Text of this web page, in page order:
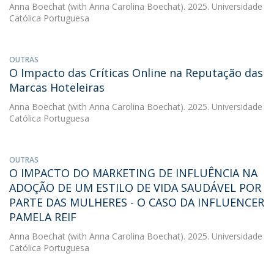
Anna Boechat (with Anna Carolina Boechat). 2025. Universidade
Católica Portuguesa
OUTRAS
O Impacto das Críticas Online na Reputação das
Marcas Hoteleiras
Anna Boechat (with Anna Carolina Boechat). 2025. Universidade
Católica Portuguesa
OUTRAS
O IMPACTO DO MARKETING DE INFLUÊNCIA NA
ADOÇÃO DE UM ESTILO DE VIDA SAUDÁVEL POR
PARTE DAS MULHERES - O CASO DA INFLUENCER
PAMELA REIF
Anna Boechat (with Anna Carolina Boechat). 2025. Universidade
Católica Portuguesa